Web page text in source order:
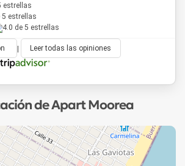
| Leer todas las opiniones
de Apart Moorea